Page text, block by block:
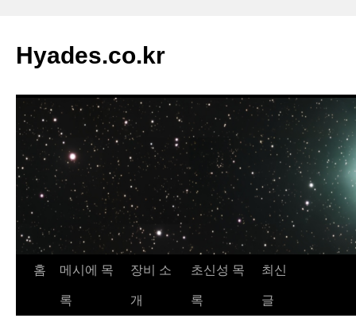
츠
로
너
기
Hyades.co.kr
홈 메시에 목
록
장비 소
개
초신성 목
록
최신
글